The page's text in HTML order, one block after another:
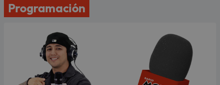
Programación